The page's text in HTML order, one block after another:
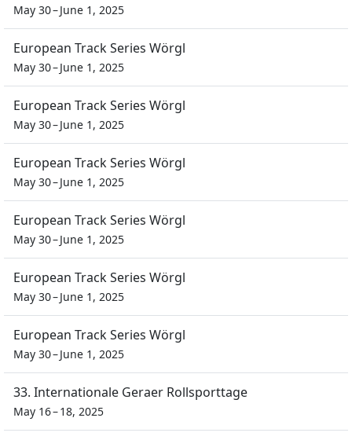
May 30 – June 1, 2025
European Track Series Wörgl
May 30 – June 1, 2025
European Track Series Wörgl
May 30 – June 1, 2025
European Track Series Wörgl
May 30 – June 1, 2025
European Track Series Wörgl
May 30 – June 1, 2025
European Track Series Wörgl
May 30 – June 1, 2025
European Track Series Wörgl
May 30 – June 1, 2025
33. Internationale Geraer Rollsporttage
May 16 – 18, 2025